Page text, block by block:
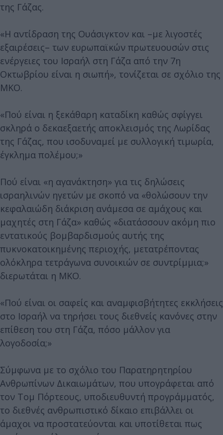
της Γάζας.
«Η αντίδραση της Ουάσιγκτον και –με λιγοστές
εξαιρέσεις– των ευρωπαϊκών πρωτευουσών στις
ενέργειες του Ισραήλ στη Γάζα από την 7η
Οκτωβρίου είναι η σιωπή», τονίζεται σε σχόλιο της
ΜΚΟ.
«Πού είναι η ξεκάθαρη καταδίκη καθώς σφίγγει
σκληρά ο δεκαεξαετής αποκλεισμός της Λωρίδας
της Γάζας, που ισοδυναμεί με συλλογική τιμωρία,
έγκλημα πολέμου;»
Πού είναι «η αγανάκτηση» για τις δηλώσεις
ισραηλινών ηγετών με σκοπό να «θολώσουν την
κεφαλαιώδη διάκριση ανάμεσα σε αμάχους και
μαχητές στη Γάζα» καθώς «διατάσσουν ακόμη πιο
εντατικούς βομβαρδισμούς αυτής της
πυκνοκατοικημένης περιοχής, μετατρέποντας
ολόκληρα τετράγωνα συνοικιών σε συντρίμμια;»
διερωτάται η ΜΚΟ.
«Πού είναι οι σαφείς και αναμφισβήτητες εκκλήσεις
στο Ισραήλ να τηρήσει τους διεθνείς κανόνες στην
επίθεση του στη Γάζα, πόσο μάλλον για
λογοδοσία;»
Σύμφωνα με το σχόλιο του Παρατηρητηρίου
Ανθρωπίνων Δικαιωμάτων, που υπογράφεται από
τον Τομ Πόρτεους, υποδιευθυντή προγράμματός,
το διεθνές ανθρωπιστικό δίκαιο επιβάλλει οι
άμαχοι να προστατεύονται και υποτίθεται πως